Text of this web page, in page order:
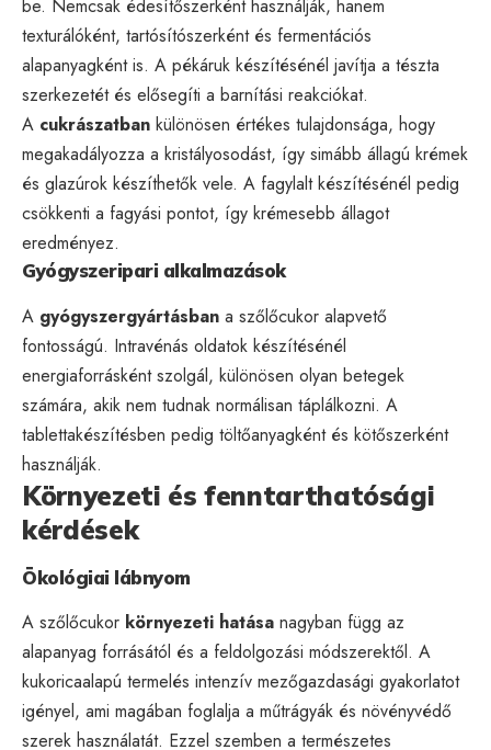
be. Nemcsak édesítőszerként használják, hanem
texturálóként, tartósítószerként és fermentációs
alapanyagként is. A pékáruk készítésénél javítja a tészta
szerkezetét és elősegíti a barnítási reakciókat.
A cukrászatban különösen értékes tulajdonsága, hogy
megakadályozza a kristályosodást, így simább állagú krémek
és glazúrok készíthetők vele. A fagylalt készítésénél pedig
csökkenti a fagyási pontot, így krémesebb állagot
eredményez.
Gyógyszeripari alkalmazások
A gyógyszergyártásban a szőlőcukor alapvető
fontosságú. Intravénás oldatok készítésénél
energiaforrásként szolgál, különösen olyan betegek
számára, akik nem tudnak normálisan táplálkozni. A
tablettakészítésben pedig töltőanyagként és kötőszerként
használják.
Környezeti és fenntarthatósági
kérdések
Ökológiai lábnyom
A szőlőcukor környezeti hatása nagyban függ az
alapanyag forrásától és a feldolgozási módszerektől. A
kukoricaalapú termelés intenzív mezőgazdasági gyakorlatot
igényel, ami magában foglalja a műtrágyák és növényvédő
szerek használatát. Ezzel szemben a természetes